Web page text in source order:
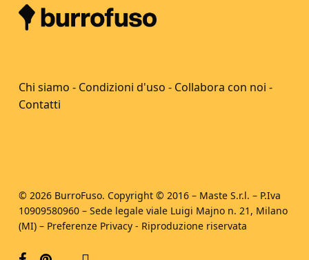
Chi siamo - Condizioni d'uso - Collabora con noi -
Contatti
© 2026 BurroFuso. Copyright © 2016 – Maste S.r.l. – P.Iva
10909580960 – Sede legale viale Luigi Majno n. 21, Milano
(MI) – Preferenze Privacy- Riproduzione riservata